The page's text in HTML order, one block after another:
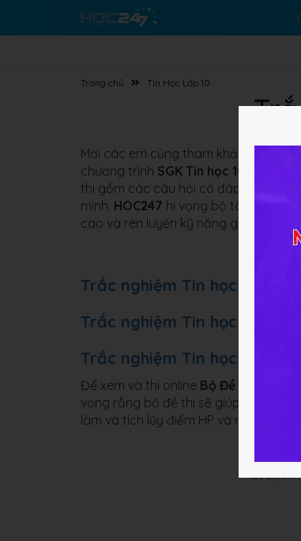
Trang chủ Tin Học Lớp 10
Mời các em cùng tham khảo
chương trình SGK Tin học 10 với hai
thi gồm các câu hỏi có đáp án
mình. HOC247 hi vọng bộ tài liệu này
cao và rèn luyện kỹ năng giải đề thi
Trắc nghiệm Tin học 10 Kết
Trắc nghiệm Tin học 10 Cánh
Trắc nghiệm Tin học 10
Để xem và thi online Bộ Đề thi trắc
vọng rằng bộ đề thi sẽ giúp các em
làm và tích lũy điểm HP và nhận